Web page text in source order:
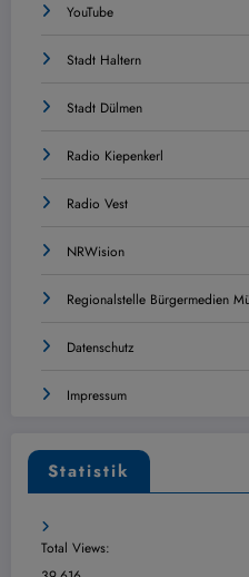
YouTube
Stadt Haltern
Stadt Dülmen
Radio Kiepenkerl
Radio Vest
NRWision
Regionalstelle Bürgermedien
Datenschutz
Impressum
Statistik
Total Views: